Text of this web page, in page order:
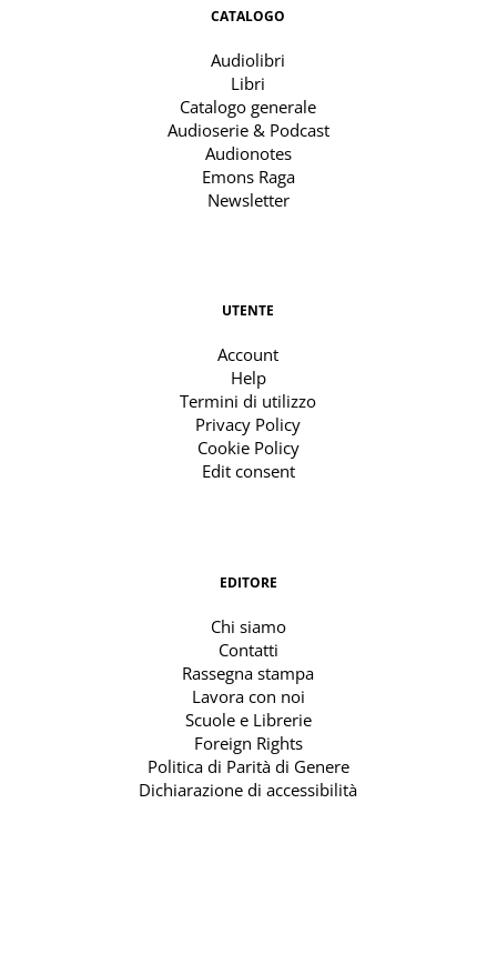
CATALOGO
Audiolibri
Libri
Catalogo generale
Audioserie & Podcast
Audionotes
Emons Raga
Newsletter
UTENTE
Account
Help
Termini di utilizzo
Privacy Policy
Cookie Policy
Edit consent
EDITORE
Chi siamo
Contatti
Rassegna stampa
Lavora con noi
Scuole e Librerie
Foreign Rights
Politica di Parità di Genere
Dichiarazione di accessibilità